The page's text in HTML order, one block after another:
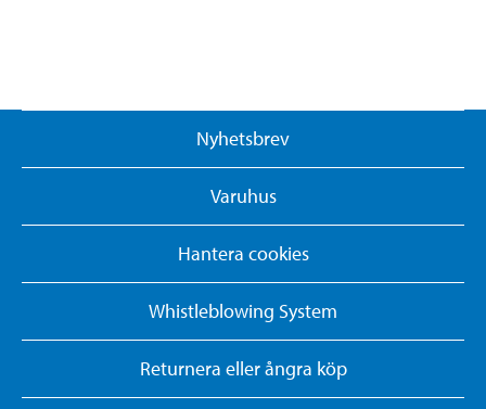
Nyhetsbrev
Varuhus
Hantera cookies
Whistleblowing System
Returnera eller ångra köp